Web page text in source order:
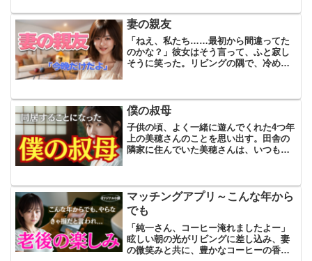
事を見ている自分がいる...
妻の親友
「ねえ、私たち……最初から間違ってた
のかな？」彼女はそう言って、ふと寂し
そうに笑った。リビングの隅で、冷めか
からの親友で、我が家には何度も遊びに
来ていた。明るくて、よく...
僕の叔母
子供の頃、よく一緒に遊んでくれた4つ年
上の美穂さんのことを思い出す。田舎の
隣家に住んでいた美穂さんは、いつも明
り込んでいた。虫取りに...
マッチングアプリ～こんな年から
でも
「純一さん、コーヒー淹れましたよー」
眩しい朝の光がリビングに差し込み、妻
の微笑みと共に、豊かなコーヒーの香り